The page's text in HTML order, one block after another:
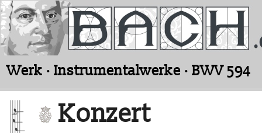
Werk · Instrumentalwerke · BWV 594
Konzert